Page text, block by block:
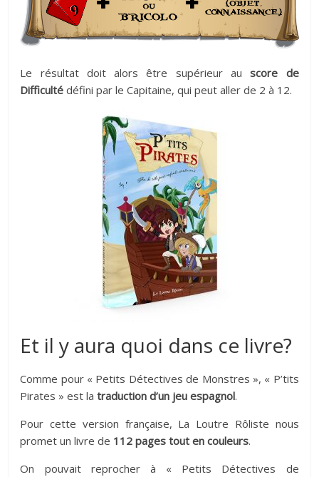
Le résultat doit alors être supérieur auscore de
Difficulté défini par le Capitaine, qui peut aller de 2 à 12.
Et il y aura quoi dans ce livre?
Comme pour « Petits Détectives de Monstres », « P’tits
Pirates » est latraduction d’un jeu espagnol.
Pour cette version française, La Loutre Rôliste nous
promet un livre de 112 pages tout en couleurs.
On pouvait reprocher à « Petits Détectives de